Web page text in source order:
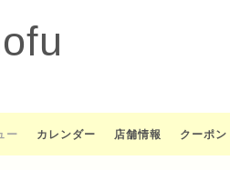
ー カレンダー 店舗情報 クーポン